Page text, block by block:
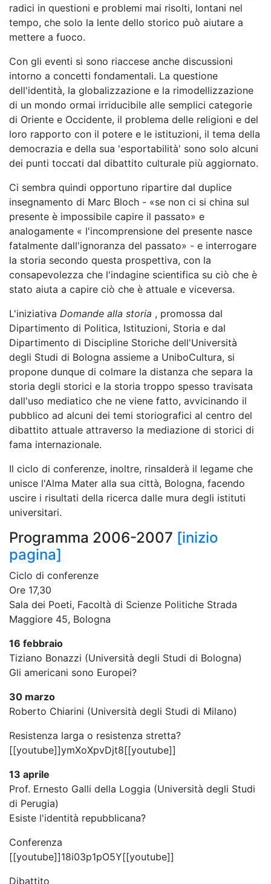
radici in questioni e problemi mai risolti, lontani nel
tempo, che solo la lente dello storico può aiutare a
mettere a fuoco.
Con gli eventi si sono riaccese anche discussioni
intorno a concetti fondamentali. La questione
dell'identità, la globalizzazione e la rimodellizzazione
di un mondo ormai irriducibile alle semplici categorie
di Oriente e Occidente, il problema delle religioni e del
loro rapporto con il potere e le istituzioni, il tema della
democrazia e della sua 'esportabilità' sono solo alcuni
dei punti toccati dal dibattito culturale più aggiornato.
Ci sembra quindi opportuno ripartire dal duplice
insegnamento di Marc Bloch - ­«se non ci si china sul
presente è impossibile capire il passato» e
analogamente « l'incomprensione del presente nasce
fatalmente dall'ignoranza del passato» - e interrogare
la storia secondo questa prospettiva, con la
consapevolezza che l'indagine scientifica su ciò che è
stato aiuta a capire ciò che è attuale e viceversa.
L'iniziativa Domande alla storia , promossa dal
Dipartimento di Politica, Istituzioni, Storia e dal
Dipartimento di Discipline Storiche dell'Università
degli Studi di Bologna assieme a UniboCultura, si
propone dunque di colmare la distanza che separa la
storia degli storici e la storia troppo spesso travisata
dall'uso mediatico che ne viene fatto, avvicinando il
pubblico ad alcuni dei temi storiografici al centro del
dibattito attuale attraverso la mediazione di storici di
fama internazionale.
Il ciclo di conferenze, inoltre, rinsalderà il legame che
unisce l'Alma Mater alla sua città, Bologna, facendo
uscire i risultati della ricerca dalle mura degli istituti
universitari.
Programma 2006-2007 [inizio
pagina]
Ciclo di conferenze
Ore 17,30
Sala dei Poeti, Facoltà di Scienze Politiche Strada
Maggiore 45, Bologna
16 febbraio
Tiziano Bonazzi (Università degli Studi di Bologna)
Gli americani sono Europei?
30 marzo
Roberto Chiarini (Università degli Studi di Milano)
Resistenza larga o resistenza stretta?
[[youtube]]ymXoXpvDjt8[[youtube]]
13 aprile
Prof. Ernesto Galli della Loggia (Università degli Studi
di Perugia)
Esiste l'identità repubblicana?
Conferenza
[[youtube]]18i03p1pO5Y[[youtube]]
Dibattito